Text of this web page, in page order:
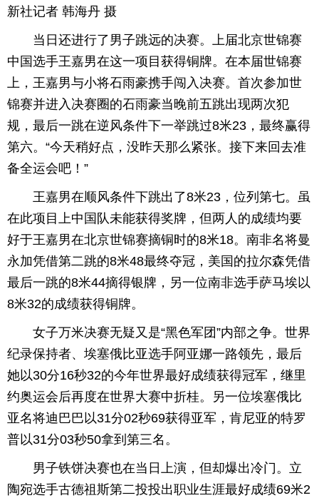
新社记者 韩海丹 摄
当日还进行了男子跳远的决赛。上届北京世锦赛
中国选手王嘉男在这一项目获得铜牌。在本届世锦赛
上，王嘉男与小将石雨豪携手闯入决赛。首次参加世
锦赛并进入决赛圈的石雨豪当晚前五跳出现两次犯
规，最后一跳在逆风条件下一举跳过8米23，最终赢得
第六。“今天稍好点，没昨天那么紧张。接下来回去准
备全运会吧！”
王嘉男在顺风条件下跳出了8米23，位列第七。虽
在此项目上中国队未能获得奖牌，但两人的成绩均要
好于王嘉男在北京世锦赛摘铜时的8米18。南非名将曼
永加凭借第二跳的8米48最终夺冠，美国的拉尔森凭借
最后一跳的8米44摘得银牌，另一位南非选手萨马埃以
8米32的成绩获得铜牌。
女子万米决赛无疑又是“黑色军团”内部之争。世界
纪录保持者、埃塞俄比亚选手阿亚娜一路领先，最后
她以30分16秒32的今年世界最好成绩获得冠军，继里
约奥运会后再度在世界大赛中折桂。另一位埃塞俄比
亚名将迪巴巴以31分02秒69获得亚军，肯尼亚的特罗
普以31分03秒50拿到第三名。
男子铁饼决赛也在当日上演，但却爆出冷门。立
陶宛选手古德祖斯第二投投出职业生涯最好成绩69米2